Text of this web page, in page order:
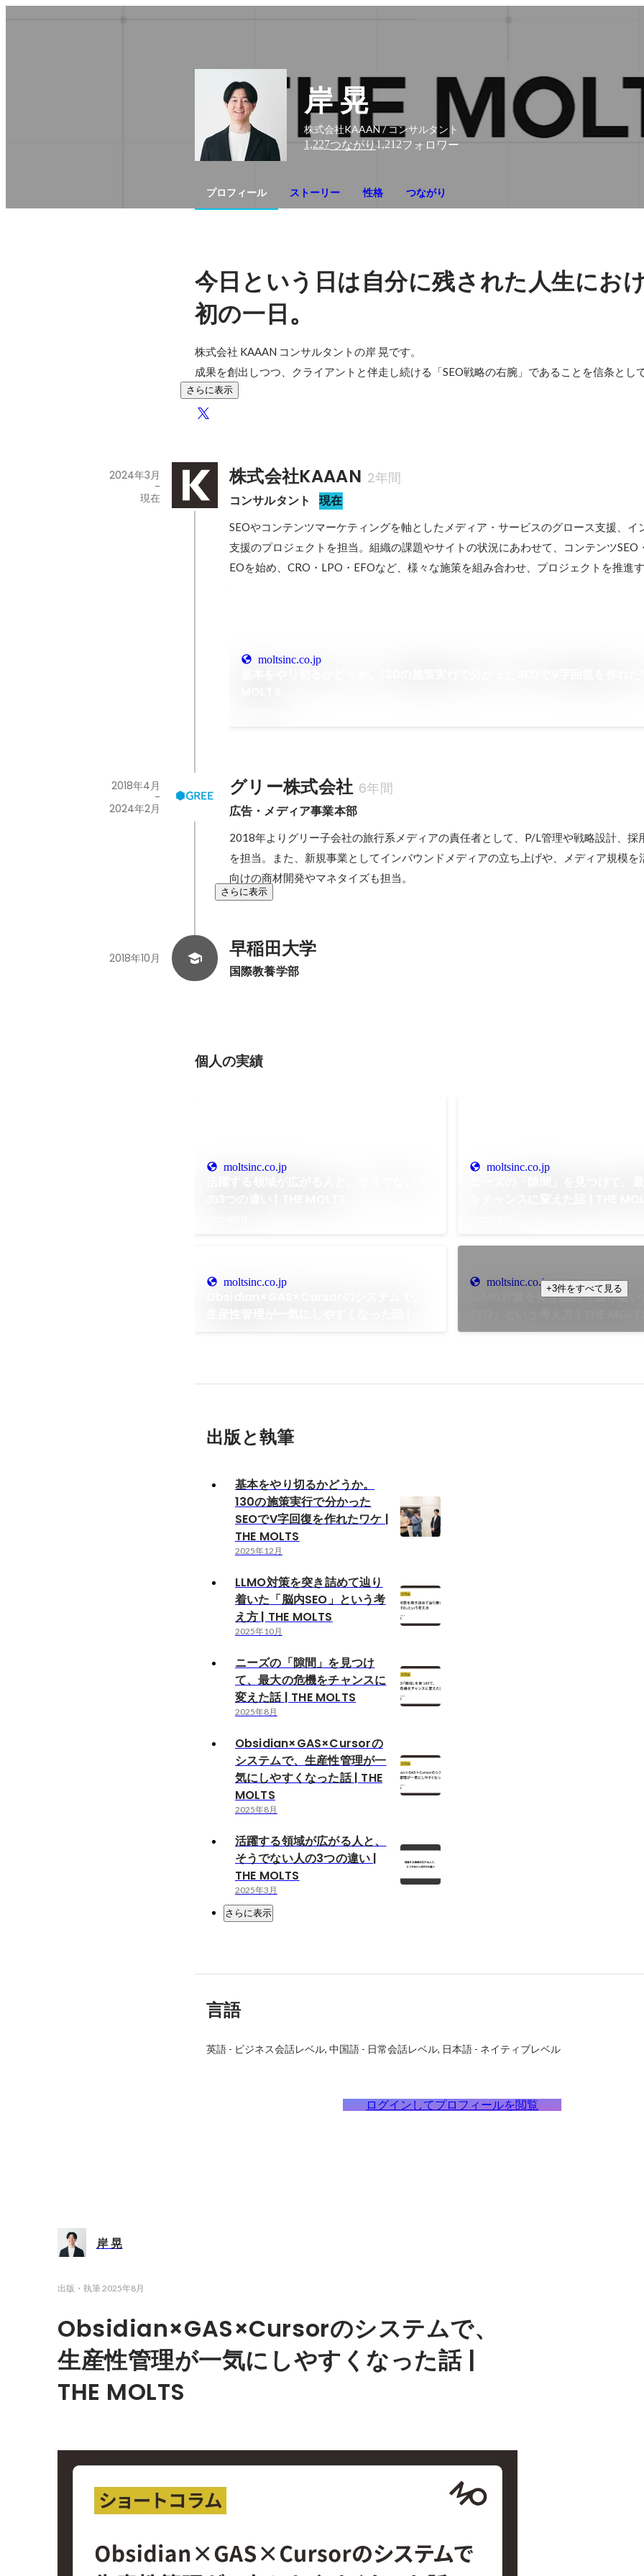
岸 晃
株式会社KAAAN / コンサルタント
1,227つながり 1,212フォロワー
プロフィール ストーリー 性格 つながり
今日という日は自分に残された人生にお
初の一日。
株式会社 KAAAN コンサルタントの岸 晃です。
成果を創出しつつ、クライアントと伴走し続ける「SEO戦略の右腕」であることを信条とし
さらに表示
株式会社KAAAN 2年間
コンサルタント 現在
2024年3月
-
現在
SEOやコンテンツマーケティングを軸としたメディア・サービスのグロース支援、イ
支援のプロジェクトを担当。組織の課題やサイトの状況にあわせて、コンテンツSEO
EOを始め、CRO・LPO・EFOなど、様々な施策を組み合わせ、プロジェクトを推進す
moltsinc.co.jp
グリー株式会社 6年間
広告・メディア事業本部
2018年4月
-
2024年2月
2018年よりグリー子会社の旅行系メディアの責任者として、P/L管理や戦略設計、採
を担当。また、新規事業としてインバウンドメディアの立ち上げや、メディア規模を
向けの商材開発やマネタイズも担当。
さらに表示
早稲田大学
国際教養学部
2018年10月
個人の実績
moltsinc.co.jp moltsinc.co.jp
moltsinc.co.jp moltsinc.co.jp
LLMO対策を突き詰めて辿り着い
+3件をすべて見る
出版と執筆
基本をやり切るかどうか。
130の施策実行で分かった
SEOでV字回復を作れたワケ |
THE MOLTS
2025年12月
LLMO対策を突き詰めて辿り
着いた「脳内SEO」という考
え方 | THE MOLTS
2025年10月
ニーズの「隙間」を見つけ
て、最大の危機をチャンスに
変えた話 | THE MOLTS
2025年8月
Obsidian×GAS×Cursorの
システムで、生産性管理が一
気にしやすくなった話 | THE
MOLTS
2025年8月
活躍する領域が広がる人と、
そうでない人の3つの違い |
THE MOLTS
2025年3月
さらに表示
言語
英語- ビジネス会話レベル 中国語- 日常会話レベル 日本語- ネイティブレベル
ログインしてプロフィールを閲覧
岸 晃
出版・執筆 2025年8月
Obsidian×GAS×Cursorのシステムで、
生産性管理が一気にしやすくなった話 |
THE MOLTS